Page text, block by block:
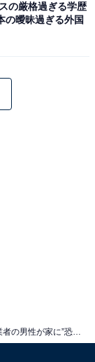
の厳格過ぎる学歴
の曖昧過ぎる外国